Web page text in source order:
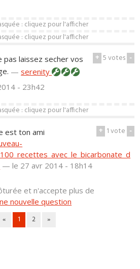
: cliquez pour l'afficher
: cliquez pour l'afficher
+ 5votes -
pas laissez secher vos
—serenity
- 23h42
: cliquez pour l'afficher
+ 1vote -
est ton ami
—le 27 avr 2014 - 18h14
et n'accepte plus de
nouvelle question
« 1 2 »